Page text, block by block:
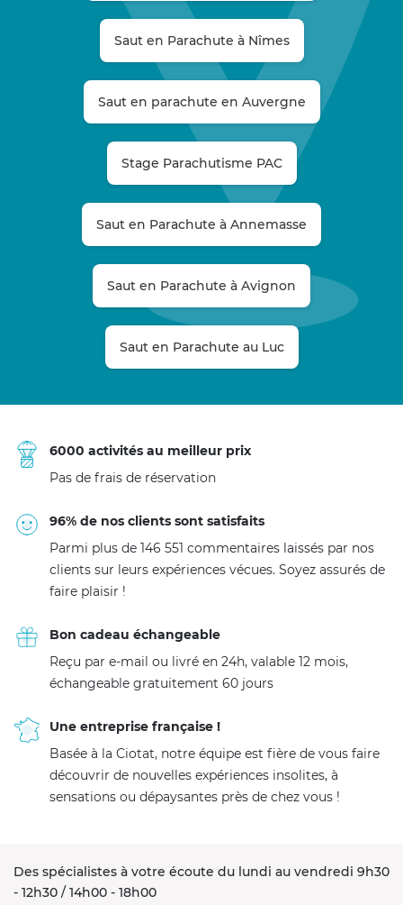
Saut en Parachute à Nîmes
Saut en parachute en Auvergne
Stage Parachutisme PAC
Saut en Parachute à Annemasse
Saut en Parachute à Avignon
Saut en Parachute au Luc
6000 activités au meilleur prix
Pas de frais de réservation
96% de nos clients sont satisfaits
Parmi plus de 146 551 commentaires laissés par nos
clients sur leurs expériences vécues. Soyez assurés de
faire plaisir !
Bon cadeau échangeable
Reçu par e-mail ou livré en 24h, valable 12 mois,
échangeable gratuitement 60 jours
Une entreprise française !
Basée à la Ciotat, notre équipe est fière de vous faire
découvrir de nouvelles expériences insolites, à
sensations ou dépaysantes près de chez vous !
Des spécialistes à votre écoute du lundi au vendredi 9h30
- 12h30 / 14h00 - 18h00